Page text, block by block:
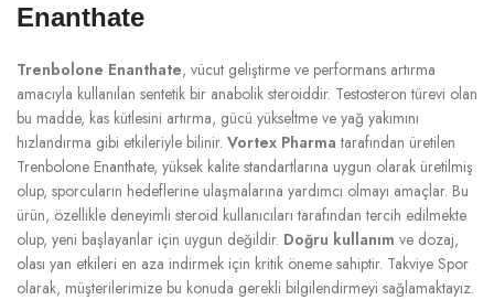
Enanthate
Trenbolone Enanthate, vücut geliştirme ve performans artırma
amacıyla kullanılan sentetik bir anabolik steroiddir. Testosteron türevi olan
bu madde, kas kütlesini artırma, gücü yükseltme ve yağ yakımını
hızlandırma gibi etkileriyle bilinir. Vortex Pharma tarafından üretilen
Trenbolone Enanthate, yüksek kalite standartlarına uygun olarak üretilmiş
olup, sporcuların hedeflerine ulaşmalarına yardımcı olmayı amaçlar. Bu
ürün, özellikle deneyimli steroid kullanıcıları tarafından tercih edilmekte
olup, yeni başlayanlar için uygun değildir. Doğru kullanım ve dozaj,
olası yan etkileri en aza indirmek için kritik öneme sahiptir. Takviye Spor
olarak, müşterilerimize bu konuda gerekli bilgilendirmeyi sağlamaktayız.